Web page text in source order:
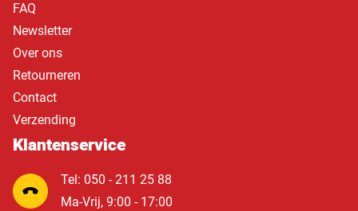
FAQ
Newsletter
Over ons
Retourneren
Contact
Verzending
Klantenservice
Tel: 050 - 211 25 88
Ma-Vrij, 9:00 - 17:00